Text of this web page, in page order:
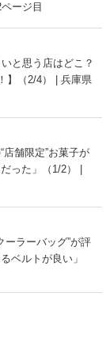
ージ目
と思う店はどこ？
】（2/4） | 兵庫県
店舗限定”お菓子が
った」（1/2） |
ーラーバッグ”が評
ベルトが良い」